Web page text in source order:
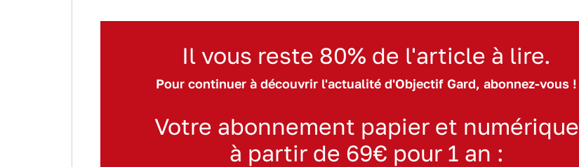
Il vous reste 80% de l'article à lire.
Pour continuer à découvrir l'actualité d'Objectif Gard, abonnez-vous !
Votre abonnement papier et numérique
à partir de 69€ pour 1 an :